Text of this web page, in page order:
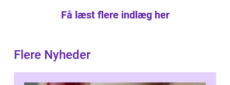
Få læst flere indlæg her
Flere Nyheder